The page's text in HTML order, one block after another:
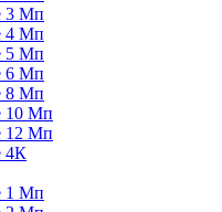
3 Мп
4 Мп
5 Мп
6 Мп
8 Мп
10 Мп
12 Мп
4К
1 Мп